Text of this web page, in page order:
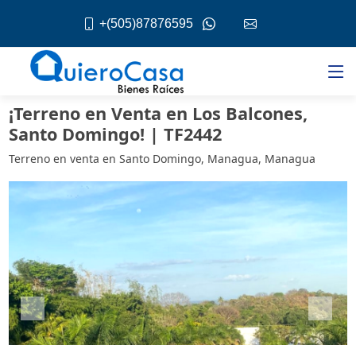
+(505)87876595
¡Terreno en Venta en Los Balcones,
Santo Domingo! | TF2442
Terreno en venta en Santo Domingo, Managua, Managua